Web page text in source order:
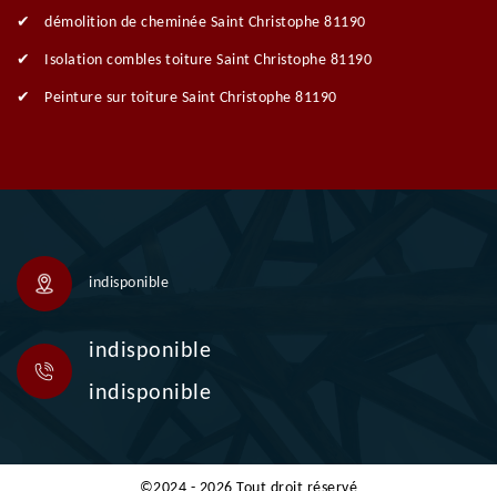
démolition de cheminée Saint Christophe 81190
Isolation combles toiture Saint Christophe 81190
Peinture sur toiture Saint Christophe 81190
indisponible
indisponible
indisponible